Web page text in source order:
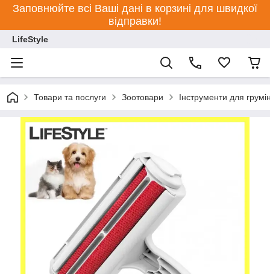
Заповнюйте всі Ваші дані в корзині для швидкої
відправки!
LifeStyle
Товари та послуги Зоотовари Інструменти для